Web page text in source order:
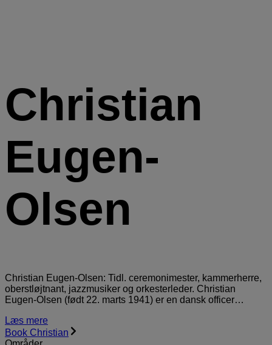
Christian
Eugen-
Olsen
Christian Eugen-Olsen: Tidl. ceremonimester, kammerherre,
oberstløjtnant, jazzmusiker og orkesterleder. Christian
Eugen-Olsen (født 22. marts 1941) er en dansk officer…
Læs mere
Book Christian